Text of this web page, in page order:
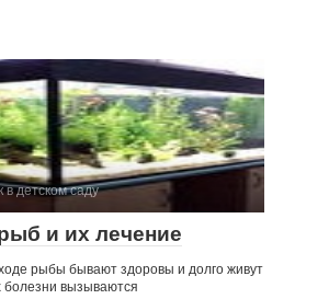
в детском саду
и их лечение
рыбы бывают здоровы и долго живут
болезни вызываются